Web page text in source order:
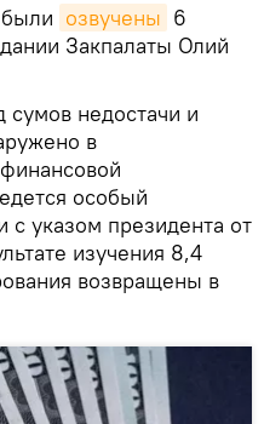
озвучены 6
Закпалаты Олий
недостачи и
в
особый
с указом президента от
изучения 8,4
возвращены в